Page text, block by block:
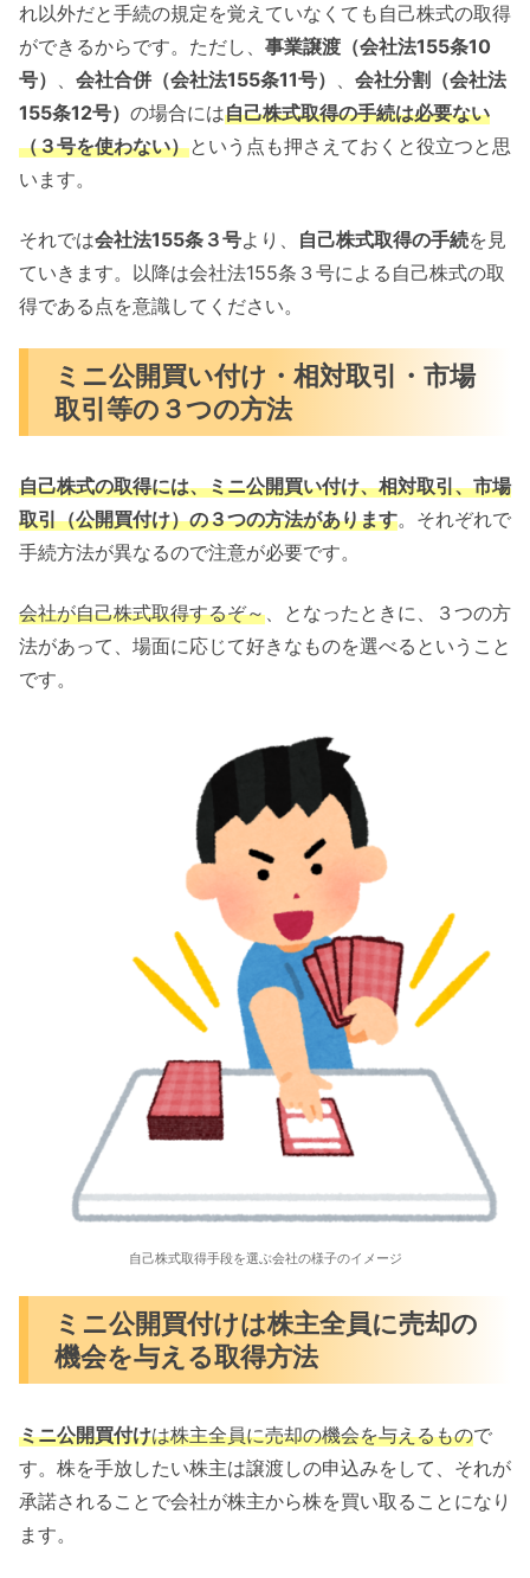
れ以外だと手続の規定を覚えていなくても自己株式の取得
ができるからです。ただし、 事業譲渡（会社法155条10
号） 、 会社合併（会社法155条11号） 、 会社分割（会社法
155条12号） の場合には自己株式取得の手続は必要ない
（３号を使わない）という点も押さえておくと役立つと思
います。
それでは会社法155条３号より、 自己株式取得の手続を見
ていきます。以降は会社法155条３号による自己株式の取
得である点を意識してください。
ミニ公開買い付け・相対取引・市場
取引等の３つの方法
自己株式の取得には、ミニ公開買い付け、相対取引、市場
取引（公開買付け）の３つの方法があります。それぞれで
手続方法が異なるので注意が必要です。
会社が自己株式取得するぞ～ 、となったときに、３つの方
法があって、場面に応じて好きなものを選べるということ
です。
自己株式取得手段を選ぶ会社の様子のイメージ
ミニ公開買付けは株主全員に売却の
機会を与える取得方法
ミニ公開買付けは株主全員に売却の機会を与えるもので
す。株を手放したい株主は譲渡しの申込みをして、それが
承諾されることで会社が株主から株を買い取ることになり
ます。